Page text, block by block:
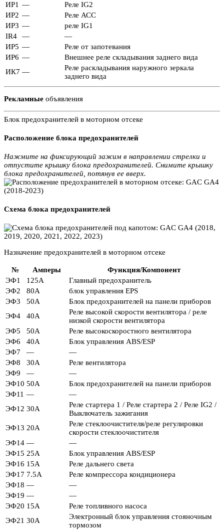
ИР1 —
Реле IG2
ИР2 —
Реле АСС
ИР3 —
реле IG1
IR4
—
—
ИР5 —
Реле от запотевания
ИР6 —
Внешнее реле складывания заднего вида
ИК7 —
Реле раскладывания наружного зеркала
заднего вида
Рекламные объявления
Блок предохранителей в моторном отсеке
Расположение блока предохранителей
Нажмите на фиксирующий зажим в направлении стрелки и
отпустите крышку блока предохранителей. Снимите крышку
блока предохранителей, потянув ее вверх.
Схема блока предохранителей
Назначение предохранителей в моторном отсеке
№ Амперы
Функция/Компонент
ЭФ1
125А
Главный предохранитель
ЭФ2
80А
блок управления EPS
ЭФ3
50А
Блок предохранителей на панели приборов
ЭФ4
40А
Реле высокой скорости вентилятора / реле
низкой скорости вентилятора
ЭФ5
50А
Реле высокоскоростного вентилятора
ЭФ6
40А
Блок управления ABS/ESP
ЭФ7
—
—
ЭФ8
30А
Реле вентилятора
ЭФ9
—
—
ЭФ10 50А
Блок предохранителей на панели приборов
ЭФ11 —
—
ЭФ12 30А
Реле стартера 1 / Реле стартера 2 / Реле IG2 /
Выключатель зажигания
ЭФ13 20А
Реле стеклоочистителя/реле регулировки
скорости стеклоочистителя
ЭФ14 —
—
ЭФ15 25А
Блок управления ABS/ESP
ЭФ16 15А
Реле дальнего света
ЭФ17 7.5А
Реле компрессора кондиционера
ЭФ18 —
—
ЭФ19 —
—
ЭФ20 15А
Реле топливного насоса
ЭФ21 30А
Электронный блок управления стояночным
тормозом